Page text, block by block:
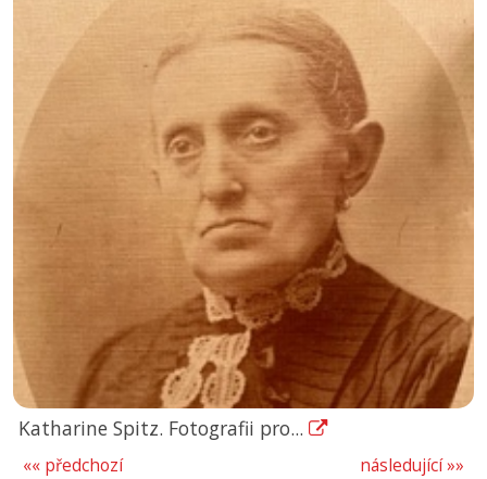
Katharine Spitz. Fotografii pro...
následující »»
«« předchozí